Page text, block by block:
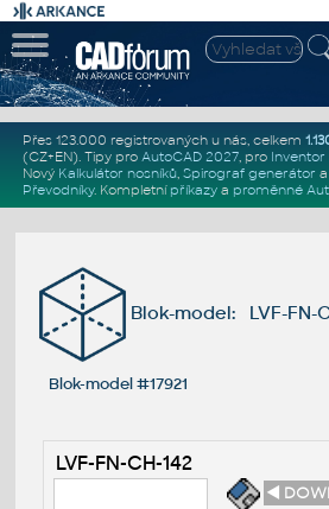
Přes 123.000 registrovaných u nás, celkem
(CZ+EN). Tipy pro AutoCAD 2027, pro Inventor
Nový Kalkulátor nosníků, Spirograf generátor a
Převodníky. Kompletní příkazya proměnné
Blok-model: LVF-FN-
Blok-model #17921
LVF-FN-CH-142
◄